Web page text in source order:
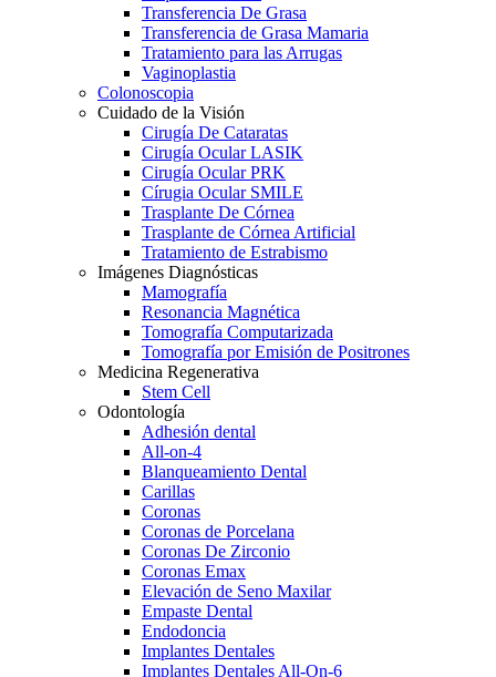
Transferencia De Grasa
Transferencia de Grasa Mamaria
Tratamiento para las Arrugas
Vaginoplastia
Colonoscopia
Cuidado de la Visión
Cirugía De Cataratas
Cirugía Ocular LASIK
Cirugía Ocular PRK
Círugia Ocular SMILE
Trasplante De Córnea
Trasplante de Córnea Artificial
Tratamiento de Estrabismo
Imágenes Diagnósticas
Mamografía
Resonancia Magnética
Tomografía Computarizada
Tomografía por Emisión de Positrones
Medicina Regenerativa
Stem Cell
Odontología
Adhesión dental
All-on-4
Blanqueamiento Dental
Carillas
Coronas
Coronas de Porcelana
Coronas De Zirconio
Coronas Emax
Elevación de Seno Maxilar
Empaste Dental
Endodoncia
Implantes Dentales
Implantes Dentales All-On-6